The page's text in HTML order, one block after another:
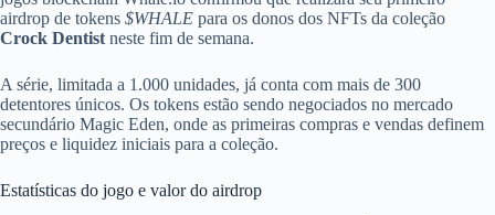
airdrop de tokens $WHALE para os donos dos NFTs da coleção
Crock Dentist neste fim de semana.
A série, limitada a 1.000 unidades, já conta com mais de 300
detentores únicos. Os tokens estão sendo negociados no mercado
secundário Magic Eden, onde as primeiras compras e vendas definem
preços e liquidez iniciais para a coleção.
Estatísticas do jogo e valor do airdrop